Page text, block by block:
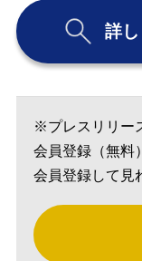
詳
※プレスリリー
会員登録（無料
会員登録して見